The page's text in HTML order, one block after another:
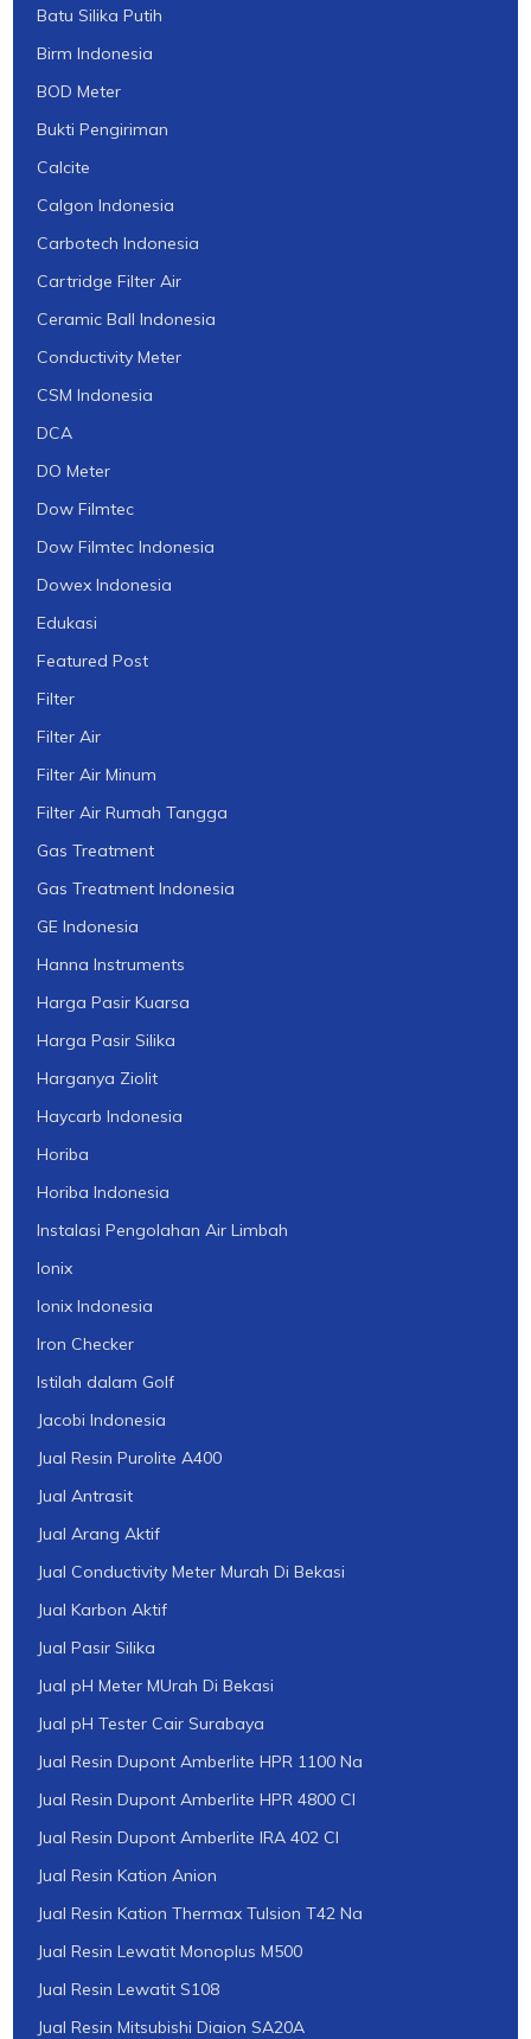
Batu Silika Putih
Birm Indonesia
BOD Meter
Bukti Pengiriman
Calcite
Calgon Indonesia
Carbotech Indonesia
Cartridge Filter Air
Ceramic Ball Indonesia
Conductivity Meter
CSM Indonesia
DCA
DO Meter
Dow Filmtec
Dow Filmtec Indonesia
Dowex Indonesia
Edukasi
Featured Post
Filter
Filter Air
Filter Air Minum
Filter Air Rumah Tangga
Gas Treatment
Gas Treatment Indonesia
GE Indonesia
Hanna Instruments
Harga Pasir Kuarsa
Harga Pasir Silika
Harganya Ziolit
Haycarb Indonesia
Horiba
Horiba Indonesia
Instalasi Pengolahan Air Limbah
Ionix
Ionix Indonesia
Iron Checker
Istilah dalam Golf
Jacobi Indonesia
Jual Resin Purolite A400
Jual Antrasit
Jual Arang Aktif
Jual Conductivity Meter Murah Di Bekasi
Jual Karbon Aktif
Jual Pasir Silika
Jual pH Meter MUrah Di Bekasi
Jual pH Tester Cair Surabaya
Jual Resin Dupont Amberlite HPR 1100 Na
Jual Resin Dupont Amberlite HPR 4800 Cl
Jual Resin Dupont Amberlite IRA 402 Cl
Jual Resin Kation Anion
Jual Resin Kation Thermax Tulsion T42 Na
Jual Resin Lewatit Monoplus M500
Jual Resin Lewatit S108
Jual Resin Mitsubishi Diaion SA20A